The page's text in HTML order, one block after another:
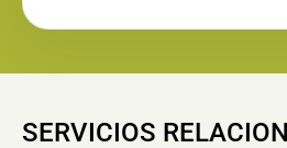
SERVICIOS